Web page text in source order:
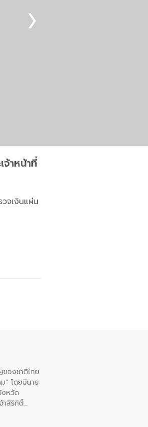
าหน้าที่
จเงินแผ่น
องชาติไทย
” โดยมีนาย
งหวัด
าสิริกิติ์